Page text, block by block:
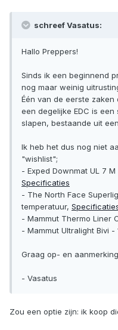
schreef Vasatus:
Hallo Preppers!
Sinds ik een beginnend
nog maar weinig
Één van de eerste
een degelijke EDC is
slapen, bestaande uit
Ik heb het dus nog niet
"wishlist";
- Exped Downmat UL 7
Specificaties
- The North Face
temperatuur,
- Mammut Thermo Liner
- Mammut Ultralight Bivi -
Graag op- en
- Vasatus
Zou een optie zijn: ik koop